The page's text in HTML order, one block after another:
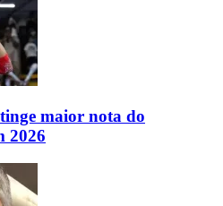
maior nota do
2026